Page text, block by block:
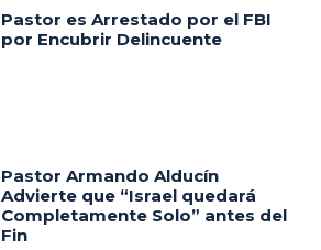
Pastor es Arrestado por el FBI
por Encubrir Delincuente
Pastor Armando Alducín
Advierte que “Israel quedará
Completamente Solo” antes del
Fin